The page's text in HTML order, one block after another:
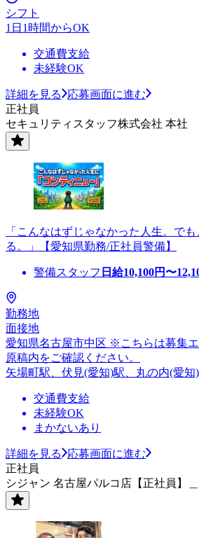
シフト
1日1時間からOK
交通費支給
未経験OK
詳細を見る
応募画面に進む
正社員
セキュリティスタッフ株式会社 本社
「こんなはずじゃなかった人生。で
る。」【愛知県勤務/正社員警備】
警備スタッフ 日給10,100円〜
勤務地
面接地
愛知県名古屋市中区 ※こちらは募集
原稿内をご確認ください。
矢場町駅、伏見(愛知)駅、丸の内(愛知
交通費支給
未経験OK
まかないあり
詳細を見る
応募画面に進む
正社員
シジャン 名古屋パルコ店【正社員】